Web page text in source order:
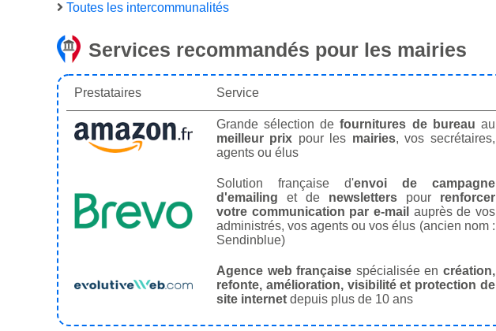
Toutes les intercommunalités
Services recommandés pour les mairies
Prestataires Service
Grande sélection defournitures de bureau au
meilleur prix pour les mairies, vos secrétaires,
agents ou élus
Solution française d'envoi de campagne
d'emailing et de newsletterspour renforcer
votre communication par e-mail auprès de vos
administrés, vos agents ou vos élus (ancien nom :
Sendinblue)
Agence web française spécialisée en création,
refonte, amélioration, visibilité et protection de
site internet depuis plus de 10 ans